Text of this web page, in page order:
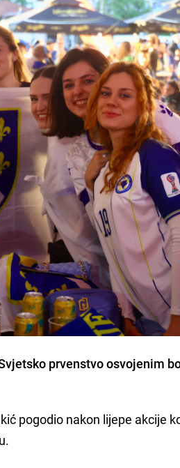
prvenstvo osvojenim
pogodio nakon lijepe akcije